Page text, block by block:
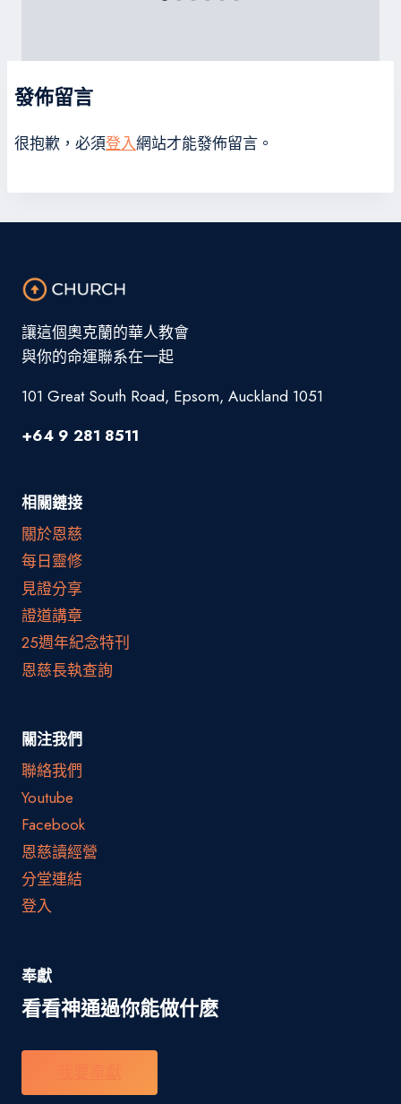
發佈留言
很抱歉，必須登入網站才能發佈留言。
讓這個奧克蘭的華人教會
與你的命運聯系在一起
101 Great South Road, Epsom, Auckland 1051
+64 9 281 8511
相關鏈接
關於恩慈
每日靈修
見證分享
證道講章
25週年紀念特刊
恩慈長執查詢
關注我們
聯絡我們
Youtube
Facebook
恩慈讀經營
分堂連結
登入
奉獻
看看神通過你能做什麽